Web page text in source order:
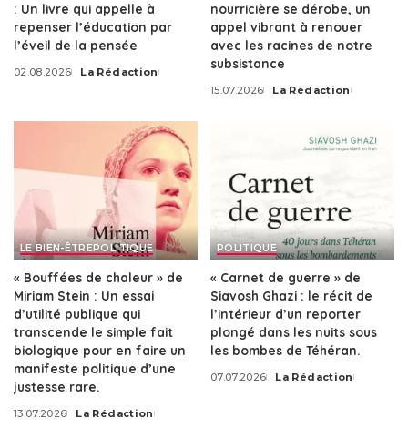
: Un livre qui appelle à
repenser l’éducation par
l’éveil de la pensée
02.08.2026
Posted
La Rédaction
nourricière se dérobe, un
appel vibrant à renouer
avec les racines de notre
subsistance
15.07.2026
Posted
La Rédaction
LE BIEN-ÊTREPOLITIQUE
« Bouffées de chaleur » de
Miriam Stein : Un essai
d’utilité publique qui
transcende le simple fait
biologique pour en faire un
manifeste politique d’une
justesse rare.
13.07.2026
Posted
La Rédaction
POLITIQUE
« Carnet de guerre » de
Siavosh Ghazi : le récit de
l’intérieur d’un reporter
plongé dans les nuits sous
les bombes de Téhéran.
07.07.2026
Posted
La Rédaction